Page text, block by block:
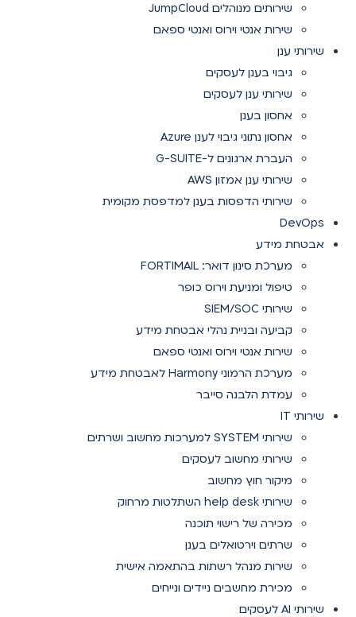
שירותים מנוהלים JumpCloud
שירות אנטי וירוס ואנטי ספאם
שירותי ענן
גיבוי בענן לעסקים
שירותי ענן לעסקים
אחסון בענן
אחסון נתוני גיבוי לענן Azure
העברת ארגונים ל-G-SUITE
שירותי ענן אמזון AWS
שירותי הדפסות בענן למדפסת מקומית
DevOps
אבטחת מידע
מערכת סינון דואר: FORTIMAIL
טיפול ומניעת וירוס כופר
שירותי SIEM/SOC
קביעה ובניית נהלי אבטחת מידע
שירות אנטי וירוס ואנטי ספאם
מערכת הרמוני Harmony לאבטחת מידע
עמדת הלבנה סייבר
שירותי IT
שירותי SYSTEM למערכות מחשוב ושרתים
שירותי מחשוב לעסקים
מיקור חוץ מחשוב
שירותי help desk השתלטות מרחוק
מכירה של רישוי תוכנה
שרתים וירטואלים בענן
שירות מנהל רשתות בהתאמה אישית
מכירת מחשבים ניידים ונייחים
שירותי AI לעסקים